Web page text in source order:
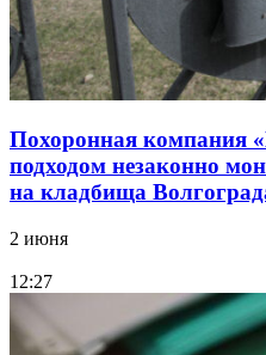
Похоронная компания
подходом незаконно
на кладбища
2 июня
12:27